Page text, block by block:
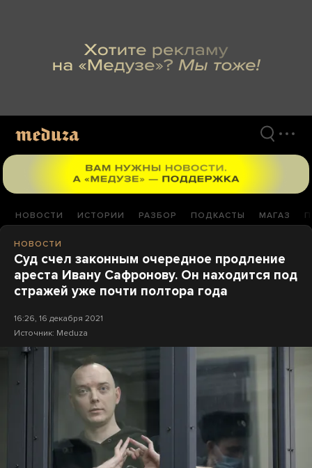
НОВОСТИ ИСТОРИИ РАЗБОР ПОДКАСТЫ МАГАЗ
НОВОСТИ
Суд счел законным очередное продление
ареста Ивану Сафронову. Он находится под
стражей уже почти полтора года
16:26, 16 декабря 2021
Источник: Meduza